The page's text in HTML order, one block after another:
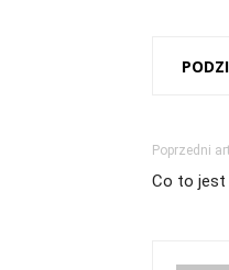
Poprzedni
Co to jest